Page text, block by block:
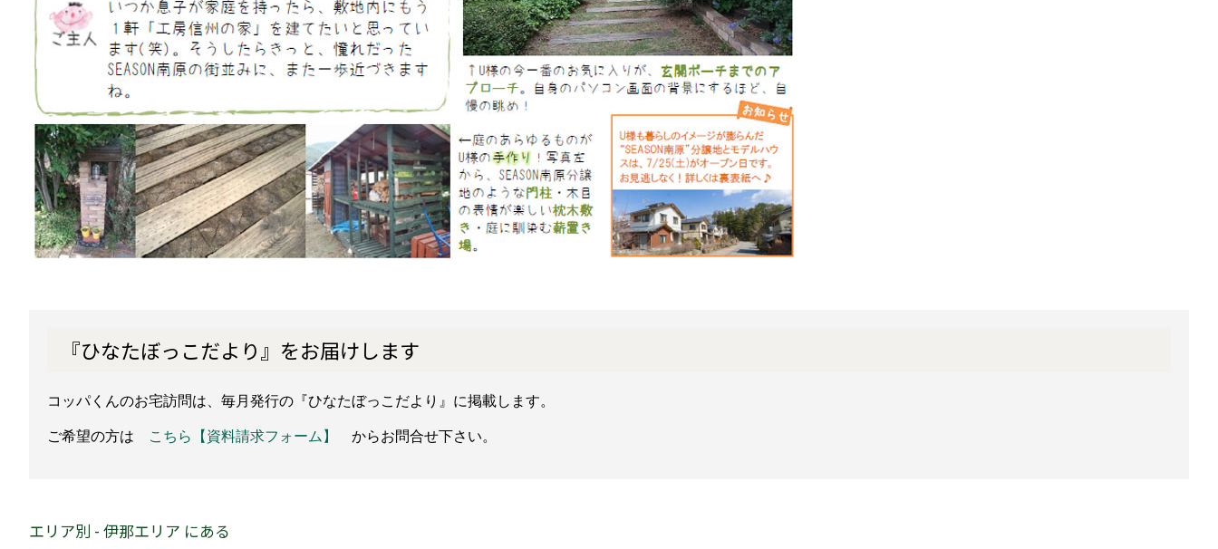
『ひなたぼっこだより』をお届けします
コッパくんのお宅訪問は、毎月発行の『ひなたぼっこだより』に掲載します。
ご希望の方は こちら【資料請求フォーム】 からお問合せ下さい。
エリア別 - 伊那エリア にある